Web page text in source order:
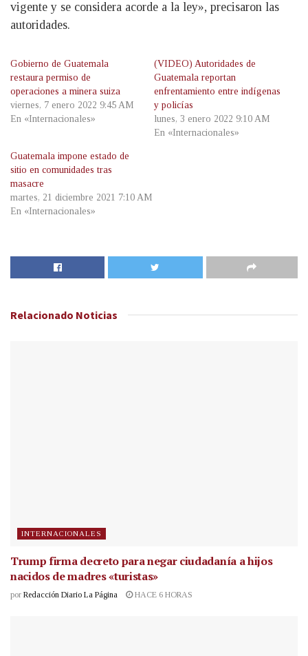
vigente y se considera acorde a la ley», precisaron las
autoridades.
Gobierno de Guatemala
restaura permiso de
operaciones a minera suiza
viernes, 7 enero 2022 9:45 AM
En «Internacionales»
(VIDEO) Autoridades de
Guatemala reportan
enfrentamiento entre indígenas
y policías
lunes, 3 enero 2022 9:10 AM
En «Internacionales»
Guatemala impone estado de
sitio en comunidades tras
masacre
martes, 21 diciembre 2021 7:10 AM
En «Internacionales»
Relacionado Noticias
INTERNACIONALES
Trump firma decreto para negar ciudadanía a hijos
nacidos de madres «turistas»
por Redacción Diario La Página HACE 6 HORAS